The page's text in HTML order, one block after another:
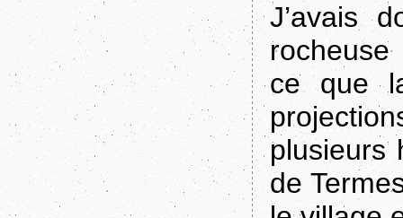
J’avais
ce que
plusieurs
de